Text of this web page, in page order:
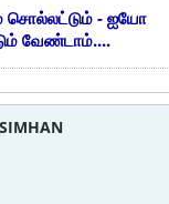
சொல்லட்டும் - ஐயோ
வேண்டாம்....